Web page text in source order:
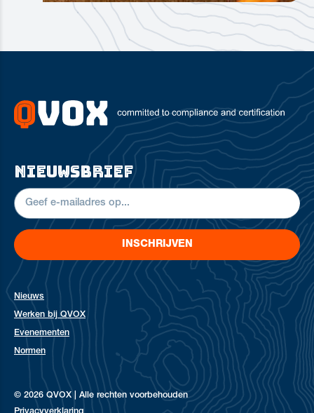
nieuwsbrief
INSCHRIJVEN
Nieuws
Werken bij QVOX
Evenementen
Normen
© 2026 QVOX | Alle rechten voorbehouden